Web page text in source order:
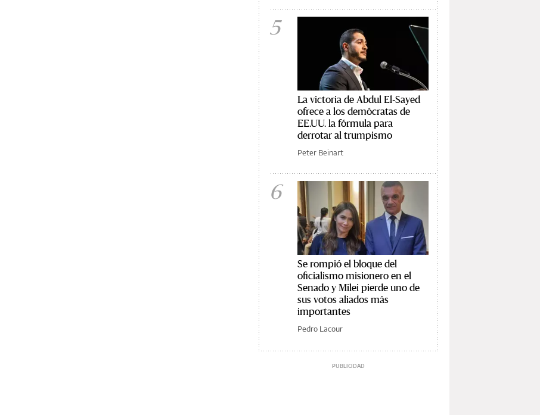
5
La victoria de Abdul El-Sayed
ofrece a los demócratas de
EE.UU. la fórmula para
derrotar al trumpismo
Peter Beinart
6
Se rompió el bloque del
oficialismo misionero en el
Senado y Milei pierde uno de
sus votos aliados más
importantes
Pedro Lacour